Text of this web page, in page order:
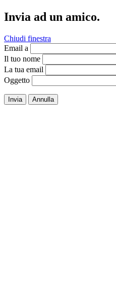
Invia ad un amico.
Chiudi finestra
Email a
Il tuo nome
La tua email
Oggetto
Invia Annulla